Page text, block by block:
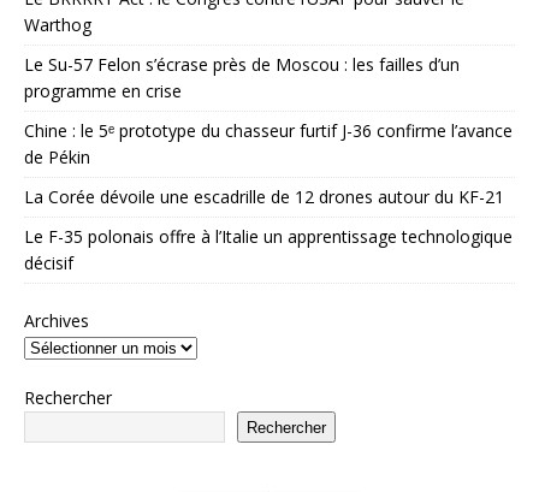
Warthog
Le Su-57 Felon s’écrase près de Moscou : les failles d’un
programme en crise
Chine : le 5ᵉ prototype du chasseur furtif J-36 confirme l’avance
de Pékin
La Corée dévoile une escadrille de 12 drones autour du KF-21
Le F-35 polonais offre à l’Italie un apprentissage technologique
décisif
Archives
Rechercher
Rechercher